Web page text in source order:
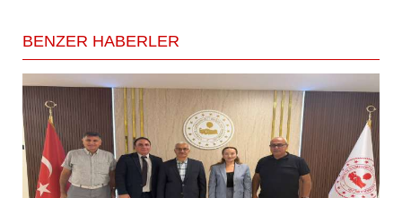
BENZER HABERLER